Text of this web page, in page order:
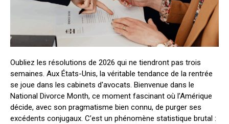
Oubliez les résolutions de 2026 qui ne tiendront pas trois
semaines. Aux États-Unis, la véritable tendance de la rentrée
se joue dans les cabinets d'avocats. Bienvenue dans le
National Divorce Month, ce moment fascinant où l’Amérique
décide, avec son pragmatisme bien connu, de purger ses
excédents conjugaux. C’est un phénomène statistique brutal :